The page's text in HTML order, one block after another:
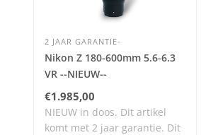
2 JAAR GARANTIE-
Nikon Z 180-600mm 5.6-6.3
VR --NIEUW--
€1.985,00
NIEUW in doos. Dit artikel
komt met 2 jaar garantie. Dit